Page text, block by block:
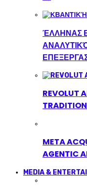
ΈΛΛΗΝΑΣ
REVOLUT
META
AGENTIC
MEDIA &